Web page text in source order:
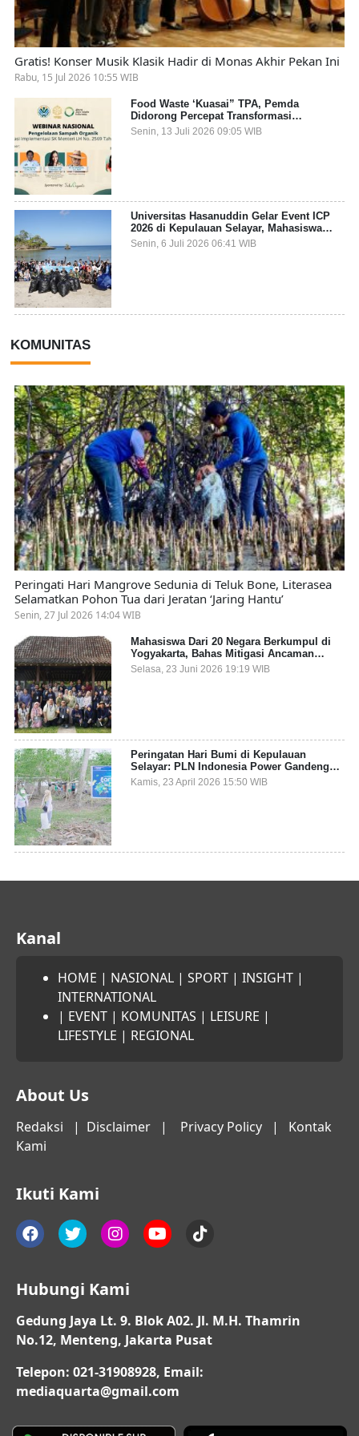
Gratis! Konser Musik Klasik Hadir di Monas Akhir Pekan Ini
Rabu, 15 Jul 2026 10:55 WIB
Food Waste ‘Kuasai” TPA, Pemda
Didorong Percepat Transformasi
Pengelolaan Sampah Organik dari Sumber
Senin, 13 Juli 2026 09:05 WIB
Universitas Hasanuddin Gelar Event ICP
2026 di Kepulauan Selayar, Mahasiswa
dari 27 Negara Jadi Partisipan
Senin, 6 Juli 2026 06:41 WIB
KOMUNITAS
Peringati Hari Mangrove Sedunia di Teluk Bone, Literasea
Selamatkan Pohon Tua dari Jeratan ‘Jaring Hantu’
Senin, 27 Jul 2026 14:04 WIB
Mahasiswa Dari 20 Negara Berkumpul di
Yogyakarta, Bahas Mitigasi Ancaman
Kesehatan Global
Selasa, 23 Juni 2026 19:19 WIB
Peringatan Hari Bumi di Kepulauan
Selayar: PLN Indonesia Power Gandeng
Pemda dan Komunitas, Giatkan Restorasi
Mangrove
Kamis, 23 April 2026 15:50 WIB
Kanal
HOME | NASIONAL | SPORT | INSIGHT |
INTERNATIONAL
| EVENT | KOMUNITAS | LEISURE |
LIFESTYLE | REGIONAL
About Us
Redaksi | Disclaimer | Privacy Policy | Kontak
Kami
Ikuti Kami
Hubungi Kami
Gedung Jaya Lt. 9. Blok A02. Jl. M.H. Thamrin
No.12, Menteng, Jakarta Pusat
Telepon: 021-31908928, Email:
mediaquarta@gmail.com